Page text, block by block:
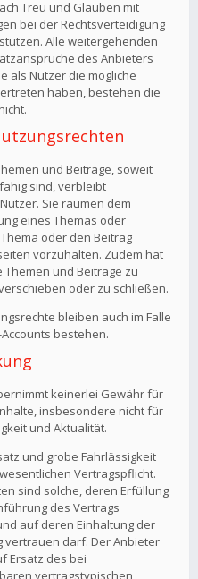
Treu und Glauben mit
bei der Rechtsverteidigung
Alle weitergehenden
des Anbieters
als Nutzer die mögliche
haben, bestehen die
und Beiträge, soweit
sind, verbleibt
Sie räumen dem
eines Themas oder
oder den Beitrag
vorzuhalten. Zudem hat
Themen und Beiträge zu
oder zu schließen.
bleiben auch im Falle
bestehen.
keinerlei Gewähr für
insbesondere nicht für
und Aktualität.
und grobe Fahrlässigkeit
Vertragspflicht.
sind solche, deren Erfüllung
des Vertrags
auf deren Einhaltung der
darf. Der Anbieter
Ersatz des bei
vertragstypischen